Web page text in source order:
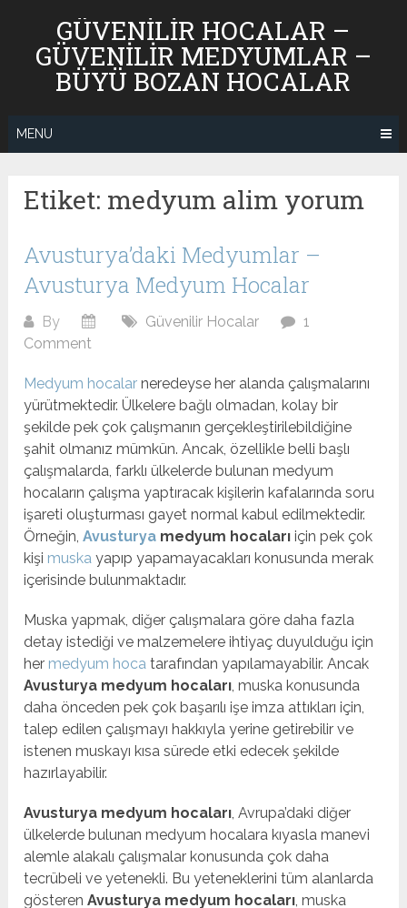
content
GÜVENILIR HOCALAR –
GÜVENILIR MEDYUMLAR –
BÜYÜ BOZAN HOCALAR
MENU
Etiket: medyum alim yorum
Avusturya’daki Medyumlar –
Avusturya Medyum Hocalar
By Güvenilir Hocalar
1
Comment
Medyum hocalar neredeyse her alanda çalışmalarını
yürütmektedir. Ülkelere bağlı olmadan, kolay bir
şekilde pek çok çalışmanın gerçekleştirilebildiğine
şahit olmanız mümkün. Ancak, özellikle belli başlı
çalışmalarda, farklı ülkelerde bulunan medyum
hocaların çalışma yaptıracak kişilerin kafalarında soru
işareti oluşturması gayet normal kabul edilmektedir.
Örneğin,Avusturya medyum hocalarıiçin pek çok
kişi muska yapıp yapamayacakları konusunda merak
içerisinde bulunmaktadır.
Muska yapmak, diğer çalışmalara göre daha fazla
detay istediği ve malzemelere ihtiyaç duyulduğu için
her medyum hoca tarafından yapılamayabilir. Ancak
Avusturya medyum hocaları, muska konusunda
daha önceden pek çok başarılı işe imza attıkları için,
talep edilen çalışmayı hakkıyla yerine getirebilir ve
istenen muskayı kısa sürede etki edecek şekilde
hazırlayabilir.
Avusturya medyum hocaları, Avrupa’daki diğer
ülkelerde bulunan medyum hocalara kıyasla manevi
alemle alakalı çalışmalar konusunda çok daha
tecrübeli ve yetenekli. Bu yeteneklerini tüm alanlarda
gösterenAvusturya medyum hocaları, muska